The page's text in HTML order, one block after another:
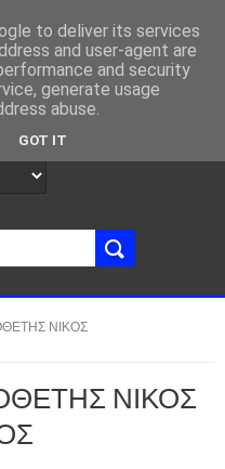
ΝΙΚΟΣ
ΝΙΚΟΣ
to deliver its services
and user-agent are
and security
generate usage
abuse.
GOT IT